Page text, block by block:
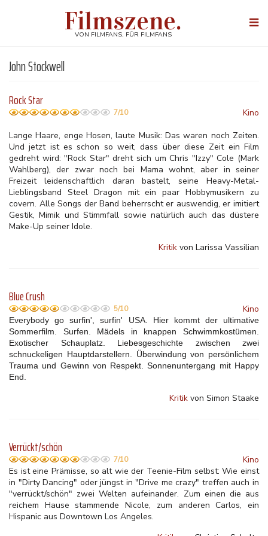
Filmszene.
VON FILMFANS, FÜR FILMFANS
John Stockwell
Rock Star
7/10
Kino
Lange Haare, enge Hosen, laute Musik: Das waren noch Zeiten.
Und jetzt ist es schon so weit, dass über diese Zeit ein Film
gedreht wird: "Rock Star" dreht sich um Chris "Izzy" Cole (Mark
Wahlberg), der zwar noch bei Mama wohnt, aber in seiner
Freizeit leidenschaftlich daran bastelt, seine Heavy-Metal-
Lieblingsband Steel Dragon mit ein paar Hobbymusikern zu
covern. Alle Songs der Band beherrscht er auswendig, er imitiert
Gestik, Mimik und Stimmfall sowie natürlich auch das düstere
Make-Up seiner Idole.
Kritik von Larissa Vassilian
Blue Crush
5/10 Kino
Everybody go surfin', surfin' USA. Hier kommt der ultimative
Sommerfilm. Surfen. Mädels in knappen Schwimmkostümen.
Exotischer Schauplatz. Liebesgeschichte zwischen zwei
schnuckeligen Hauptdarstellern. Überwindung von persönlichem
Trauma und Gewinn von Respekt. Sonnenuntergang mit Happy
End.
Kritik von Simon Staake
Verrückt/schön
7/10
Kino
Es ist eine Prämisse, so alt wie der Teenie-Film selbst: Wie einst
in "Dirty Dancing" oder jüngst in "Drive me crazy" treffen auch in
"verrückt/schön" zwei Welten aufeinander. Zum einen die aus
reichem Hause stammende Nicole, zum anderen Carlos, ein
Hispanic aus Downtown Los Angeles.